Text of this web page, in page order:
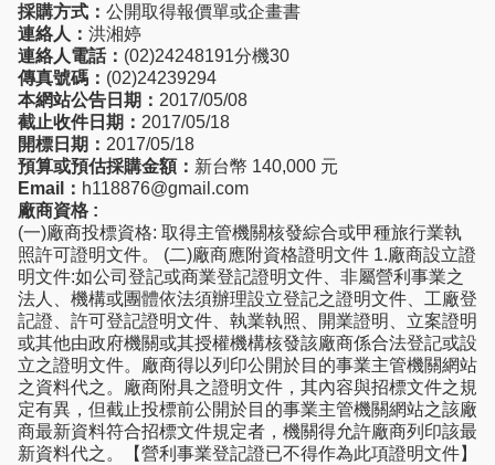
採購方式： 公開取得報價單或企畫書
連絡人： 洪湘婷
連絡人電話： (02)24248191分機30
傳真號碼： (02)24239294
本網站公告日期： 2017/05/08
截止收件日期： 2017/05/18
開標日期： 2017/05/18
預算或預估採購金額： 新台幣 140,000 元
Email： h118876@gmail.com
廠商資格 :
(一)廠商投標資格: 取得主管機關核發綜合或甲種旅行業執
照許可證明文件。 (二)廠商應附資格證明文件 1.廠商設立證
明文件:如公司登記或商業登記證明文件、非屬營利事業之
法人、機構或團體依法須辦理設立登記之證明文件、工廠登
記證、許可登記證明文件、執業執照、開業證明、立案證明
或其他由政府機關或其授權機構核發該廠商係合法登記或設
立之證明文件。廠商得以列印公開於目的事業主管機關網站
之資料代之。廠商附具之證明文件，其內容與招標文件之規
定有異，但截止投標前公開於目的事業主管機關網站之該廠
商最新資料符合招標文件規定者，機關得允許廠商列印該最
新資料代之。【營利事業登記證已不得作為此項證明文件】